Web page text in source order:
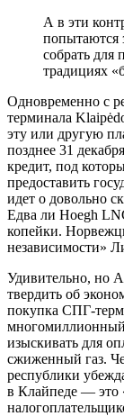
А в эти
попытаются
собрать для
традициях
Одновременно с
терминала
эту или другую
позднее 31
кредит, под
предоставить
идет о довольно
Едва ли Hoegh
копейки.
независимости»
Удивительно, но
твердить об
покупка СПГ-
изыскивать для
сжиженный газ.
республики
в Клайпеде — это